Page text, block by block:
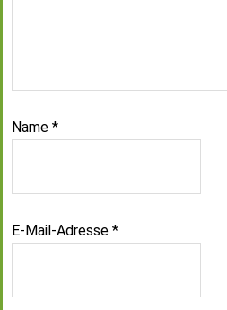
Name *
E-Mail-Adresse *